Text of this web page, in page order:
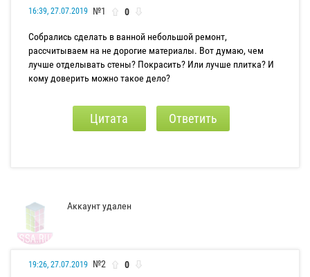
16:39, 27.07.2019 №1 0
Собрались сделать в ванной небольшой ремонт,
рассчитываем на не дорогие материалы. Вот думаю, чем
лучше отделывать стены? Покрасить? Или лучше плитка? И
кому доверить можно такое дело?
Цитата Ответить
Аккаунт удален
19:26, 27.07.2019 №2 0